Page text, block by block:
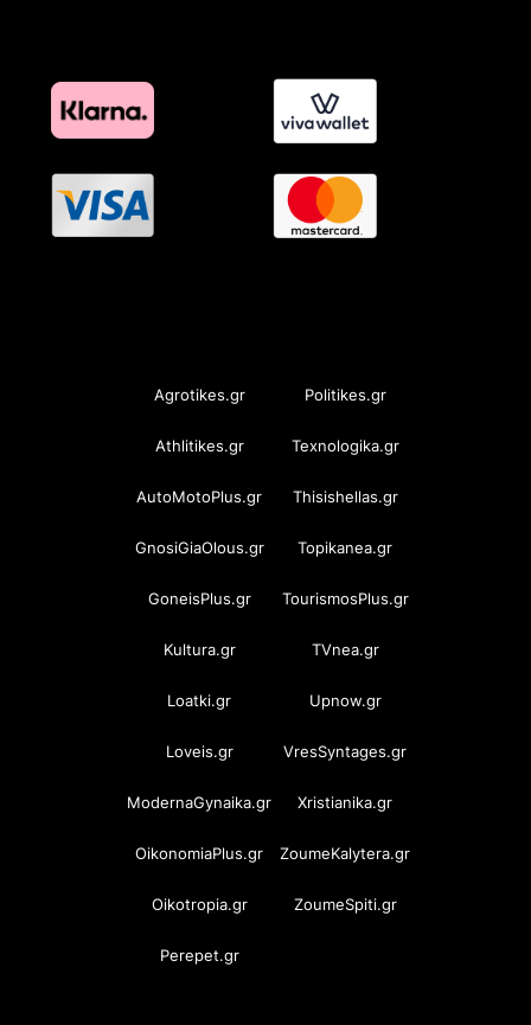
Agrotikes.gr Politikes.gr
Athlitikes.gr Texnologika.gr
AutoMotoPlus.gr Thisishellas.gr
GnosiGiaOlous.gr Topikanea.gr
GoneisPlus.gr TourismosPlus.gr
Kultura.gr TVnea.gr
Loatki.gr Upnow.gr
Loveis.gr VresSyntages.gr
ModernaGynaika.gr Xristianika.gr
OikonomiaPlus.gr ZoumeKalytera.gr
Oikotropia.gr ZoumeSpiti.gr
Perepet.gr